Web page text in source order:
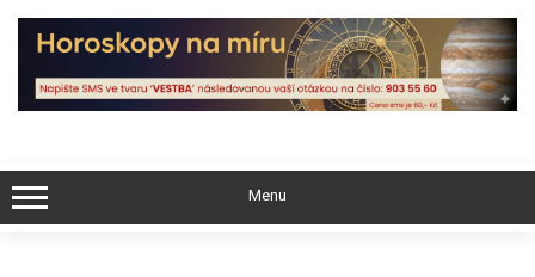
Skip
content
Menu